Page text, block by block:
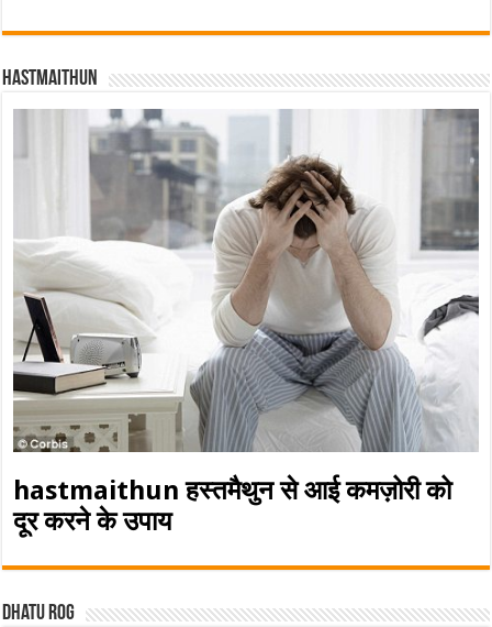
Hastmaithun
hastmaithun हस्तमैथुन से आई कमज़ोरी को
दूर करने के उपाय
Dhatu rog